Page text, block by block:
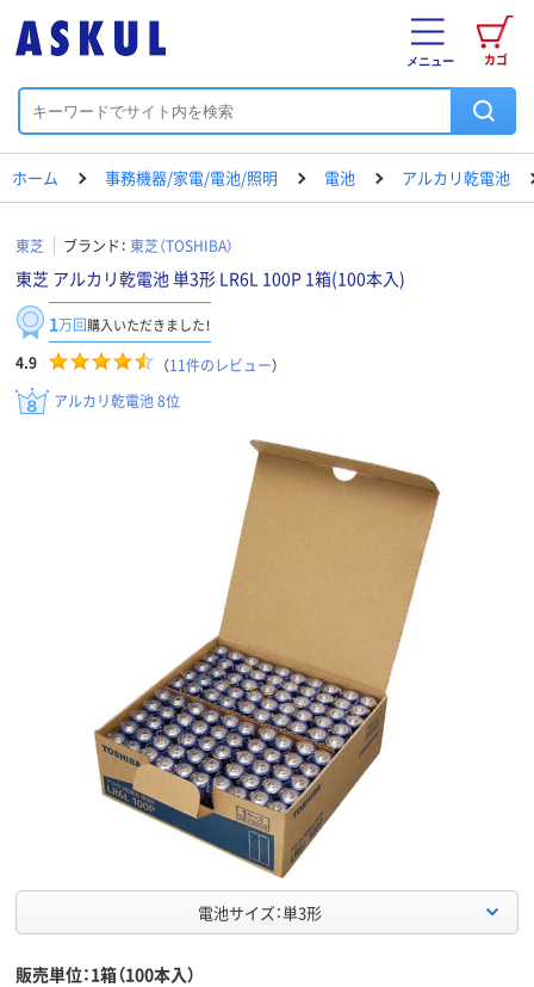
カゴ
メニュー
ホーム 事務機器/家電/電池/照明 電池 アルカリ乾電池
東芝 ブランド： 東芝（TOSHIBA）
東芝 アルカリ乾電池 単3形 LR6L 100P 1箱(100本入)
1万回購入いただきました！
4.9 （11件のレビュー）
アルカリ乾電池 8位
電池サイズ：単3形
販売単位：1箱（100本入）